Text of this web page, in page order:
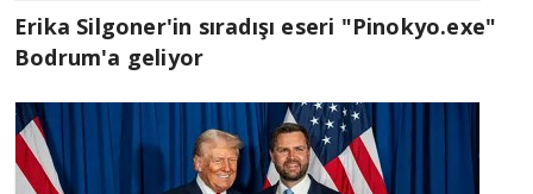
Erika Silgoner'in sıradışı eseri "Pinokyo.exe"
Bodrum'a geliyor